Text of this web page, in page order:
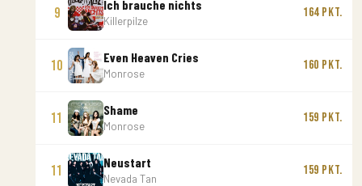
9
Ich brauche nichts
Killerpilze
164 Pkt.
10
Even Heaven Cries
Monrose
160 Pkt.
11
Shame
Monrose
159 Pkt.
11
Neustart
Nevada Tan
159 Pkt.